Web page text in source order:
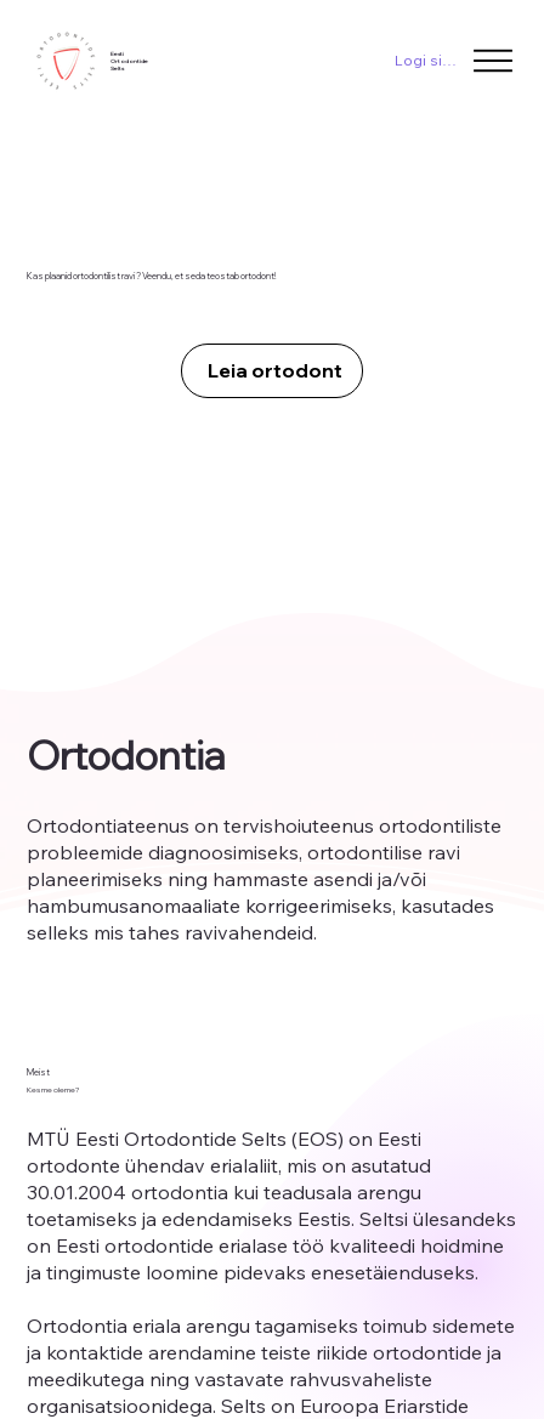
Eesti
Ortodontide
Selts
Logi sisse
Ortodontia
Ortodontiateenus on tervishoiuteenus ortodontiliste
probleemide diagnoosimiseks, ortodontilise ravi
planeerimiseks ning hammaste asendi ja/või
hambumusanomaaliate korrigeerimiseks, kasutades
selleks mis tahes ravivahendeid.
MTÜ Eesti Ortodontide Selts (EOS) on Eesti
ortodonte ühendav erialaliit, mis on asutatud
30.01.2004 ortodontia kui teadusala arengu
toetamiseks ja edendamiseks Eestis. Seltsi ülesandeks
on Eesti ortodontide erialase töö kvaliteedi hoidmine
ja tingimuste loomine pidevaks enesetäienduseks.
Ortodontia eriala arengu tagamiseks toimub sidemete
ja kontaktide arendamine teiste riikide ortodontide ja
meedikutega ning vastavate rahvusvaheliste
organisatsioonidega. Selts on Euroopa Eriarstide
Kes me oleme?
Meist
Leia ortodont
Kas plaanid ortodontilist ravi ? Veendu, et seda teostab ortodont!